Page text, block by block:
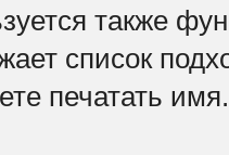
также
список
печатать имя.